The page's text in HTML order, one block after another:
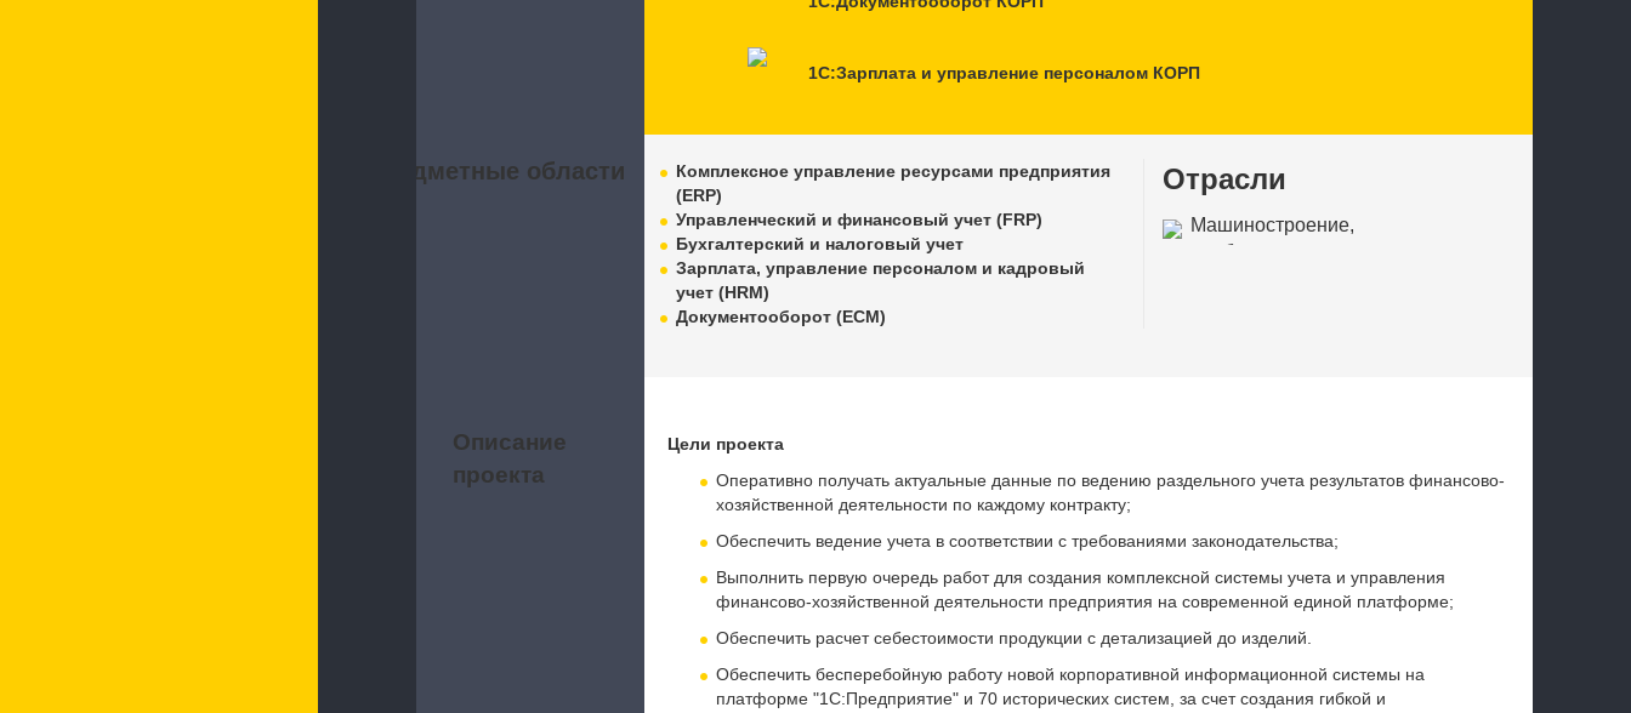
1С:Зарплата и управление персоналом КОРП
Предметные области
Комплексное управление ресурсами предприятия
(ERP)
Управленческий и финансовый учет (FRP)
Бухгалтерский и налоговый учет
Зарплата, управление персоналом и кадровый
учет (HRM)
Документооборот (ECM)
Отрасли
Машиностроение,
приборостроение
Описание
проекта
Цели проекта
Оперативно получать актуальные данные по ведению раздельного учета результатов финансово-
хозяйственной деятельности по каждому контракту;
Обеспечить ведение учета в соответствии с требованиями законодательства;
Выполнить первую очередь работ для создания комплексной системы учета и управления
финансово-хозяйственной деятельности предприятия на современной единой платформе;
Обеспечить расчет себестоимости продукции с детализацией до изделий.
Обеспечить бесперебойную работу новой корпоративной информационной системы на
платформе "1С:Предприятие" и 70 исторических систем, за счет создания гибкой и